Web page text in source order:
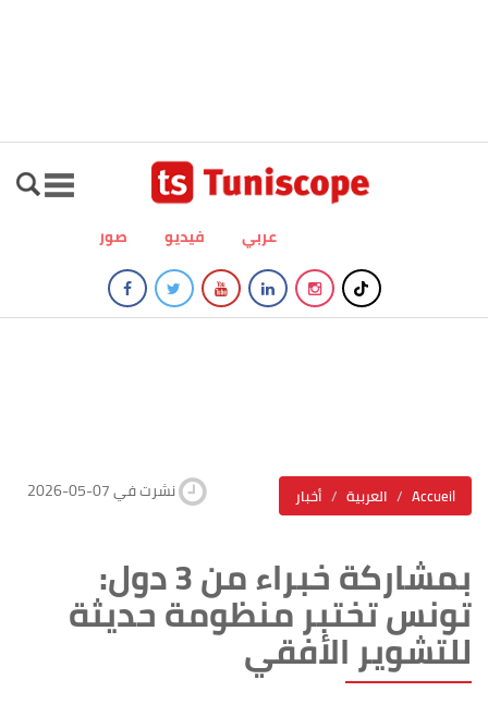
صور فيديو عربي
أخبار العربية Accueil 2026-05-07 نشرت في
بمشاركة خبراء من 3 دول:
تونس تختبر منظومة حديثة
للتشوير الأفقي